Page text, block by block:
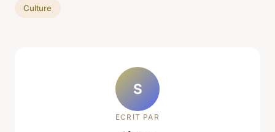
Culture
S
ECRIT PAR